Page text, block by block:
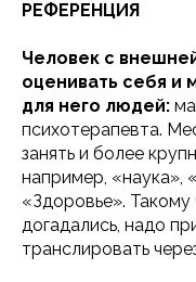
РЕФЕРЕНЦИЯ
Человек с
оценивать себя и
для него людей:
психотерапевта.
занять и более
например, «наука»,
«Здоровье». Такому
догадались, надо
транслировать